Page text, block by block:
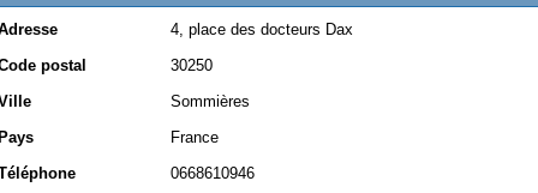
4, place des docteurs Dax
postal
30250
Sommières
France
0668610946